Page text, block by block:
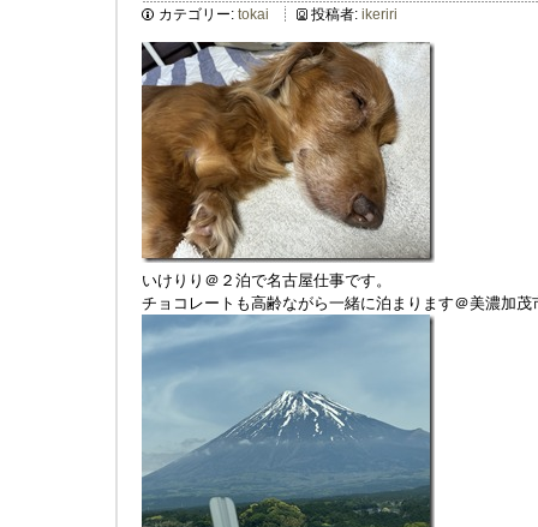
カテゴリー: tokai 投稿者: ikeriri
いけりり＠２泊で名古屋仕事です。
チョコレートも高齢ながら一緒に泊まります＠美濃加茂